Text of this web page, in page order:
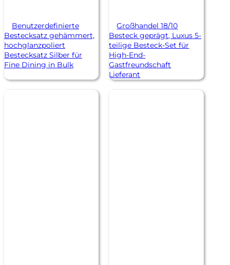
Benutzerdefinierte
Bestecksatz gehämmert,
hochglanzpoliert
Bestecksatz Silber für
Fine Dining in Bulk
Großhandel 18/10
Besteck geprägt, Luxus 5-
teilige Besteck-Set für
High-End-
Gastfreundschaft
Lieferant